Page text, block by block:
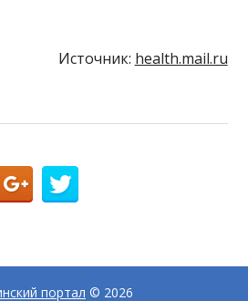
Источник: health.mail.ru
портал © 2026